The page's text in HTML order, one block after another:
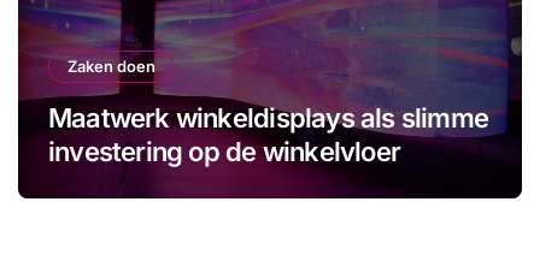
Zaken doen
Maatwerk winkeldisplays als slimme
investering op de winkelvloer